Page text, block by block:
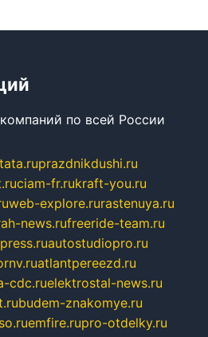
по всей России
prazdnikdushi.ru
ciam-fr.rukraft-you.ru
web-explore.rurastenuya.ru
news.rufreeride-team.ru
autostudiopro.ru
atlantpereezd.ru
cdc.ruelektrostal-news.ru
budem-znakomye.ru
emfire.rupro-otdelky.ru